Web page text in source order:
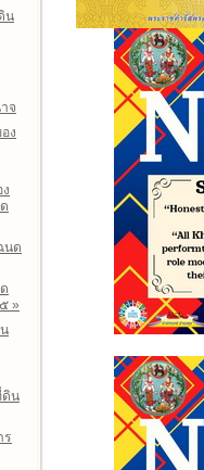
น
จ
ง
นด
»
ดิน
ร